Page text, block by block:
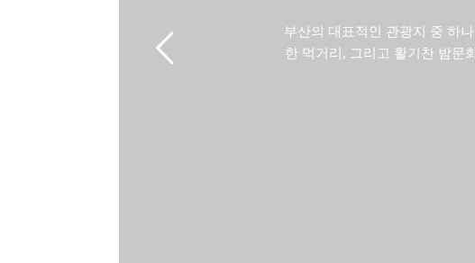
부산의 대표적인 관광지 중 하
한 먹거리, 그리고 활기찬 밤문